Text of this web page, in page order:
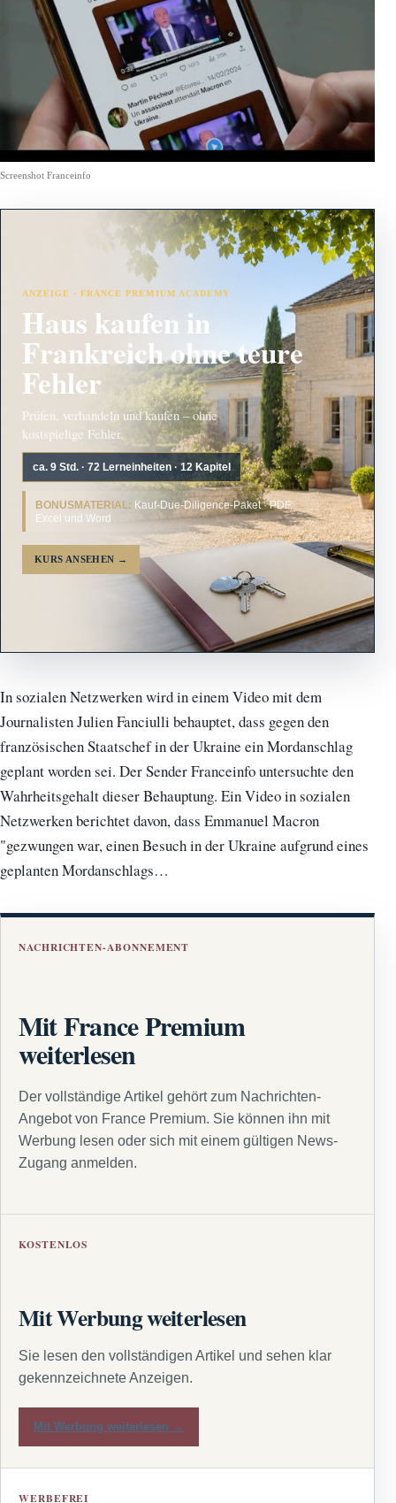
Screenshot Franceinfo
ANZEIGE · FRANCE PREMIUM ACADEMY
Haus kaufen in
Frankreich ohne teure
Fehler
Prüfen, verhandeln und kaufen – ohne
kostspielige Fehler.
ca. 9 Std. · 72 Lerneinheiten · 12 Kapitel
BONUSMATERIAL: Kauf-Due-Diligence-Paket · PDF,
Excel und Word
KURS ANSEHEN →
In sozialen Netzwerken wird in einem Video mit dem
Journalisten Julien Fanciulli behauptet, dass gegen den
französischen Staatschef in der Ukraine ein Mordanschlag
geplant worden sei. Der Sender Franceinfo untersuchte den
Wahrheitsgehalt dieser Behauptung. Ein Video in sozialen
Netzwerken berichtet davon, dass Emmanuel Macron
"gezwungen war, einen Besuch in der Ukraine aufgrund eines
geplanten Mordanschlags…
NACHRICHTEN-ABONNEMENT
Mit France Premium
weiterlesen
Der vollständige Artikel gehört zum Nachrichten-
Angebot von France Premium. Sie können ihn mit
Werbung lesen oder sich mit einem gültigen News-
Zugang anmelden.
KOSTENLOS
Mit Werbung weiterlesen
Sie lesen den vollständigen Artikel und sehen klar
gekennzeichnete Anzeigen.
Mit Werbung weiterlesen →
WERBEFREI